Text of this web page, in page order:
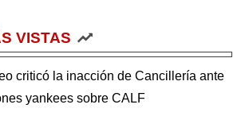
VISTAS
criticó la inacción de Cancillería ante
yankees sobre CALF